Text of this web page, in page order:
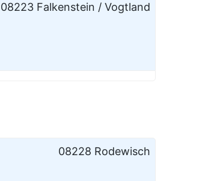
08223 Falkenstein / Vogtland
08228 Rodewisch